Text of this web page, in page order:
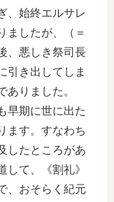
、始終エルサレ
ましたが、（＝
、悪しき祭司長
引き出してしま
ありました。
早期に世に出た
ます。すなわち
したところがあ
して、《割礼》
、おそらく紀元